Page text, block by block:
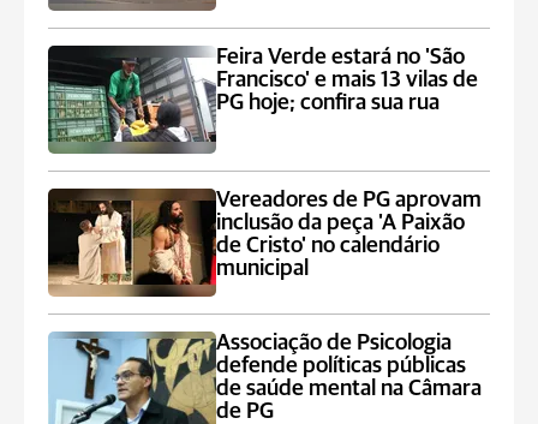
Feira Verde estará no 'São
Francisco' e mais 13 vilas de
PG hoje; confira sua rua
Vereadores de PG aprovam
inclusão da peça 'A Paixão
de Cristo' no calendário
municipal
Associação de Psicologia
defende políticas públicas
de saúde mental na Câmara
de PG